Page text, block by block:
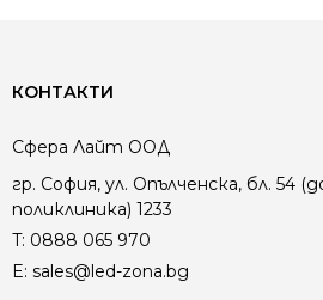
КОНТАКТИ
Сфера Лайт ООД
гр. София, ул. Опълченска, бл. 54
поликлиника) 1233
T: 0888 065 970
E: sales@led-zona.bg